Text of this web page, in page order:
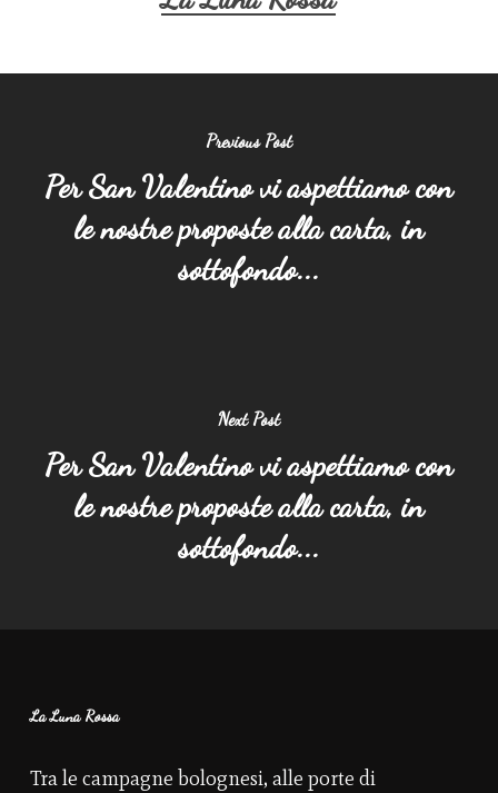
Previous Post
Per San Valentino vi aspettiamo con
le nostre proposte alla carta, in
sottofondo...
Next Post
Per San Valentino vi aspettiamo con
le nostre proposte alla carta, in
sottofondo...
La Luna Rossa
Tra le campagne bolognesi, alle porte di